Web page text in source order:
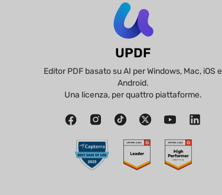
UPDF
Editor PDF basato su AI per Windows, Mac, iOS e
Android.
Una licenza, per quattro piattaforme.